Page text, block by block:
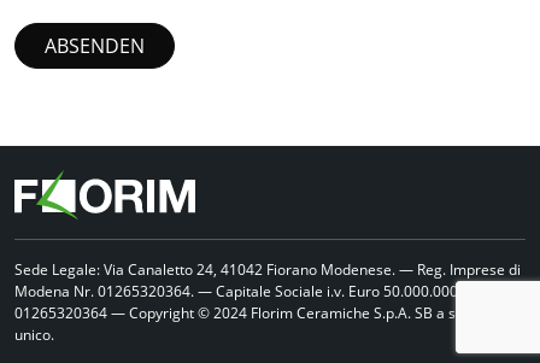
ABSENDEN
Sede Legale: Via Canaletto 24, 41042 Fiorano Modenese. — Reg. Imprese di
Modena Nr. 01265320364. — Capitale Sociale i.v. Euro 50.000.000 PI/CF
01265320364 — Copyright © 2024 Florim Ceramiche S.p.A. SB a socio
unico.